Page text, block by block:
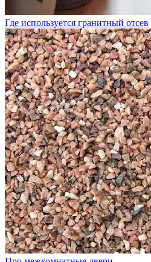
Где используется гранитный отсев